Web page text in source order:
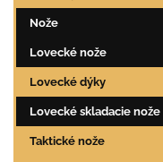
Nože
Lovecké nože
Lovecké dýky
Lovecké skladacie nože
Taktické nože